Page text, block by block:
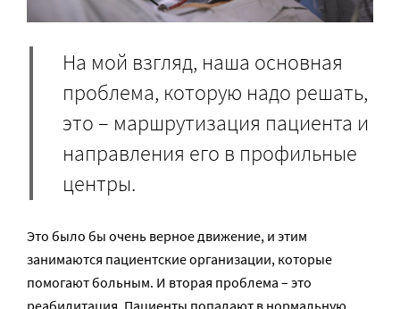
На мой взгляд, наша основная
проблема, которую надо решать,
это – маршрутизация пациента и
направления его в профильные
центры.
Это было бы очень верное движение, и этим
занимаются пациентские организации, которые
помогают больным. И вторая проблема – это
реабилитация. Пациенты попадают в нормальную